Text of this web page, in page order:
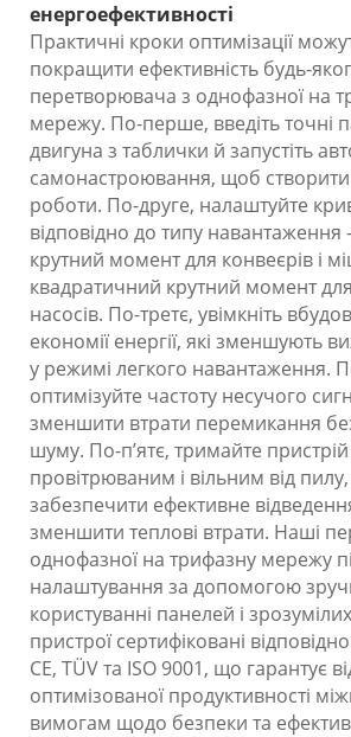
енергоефективності
Практичні кроки оптимізації
покращити ефективність будь-
перетворювача з однофазної на
мережу. По-перше, введіть точні
двигуна з таблички й запустіть
самонастроювання, щоб
роботи. По-друге, налаштуйте
відповідно до типу
крутний момент для конвеєрів і
квадратичний крутний момент для
насосів. По-третє, увімкніть
економії енергії, які зменшують
у режимі легкого навантаження.
оптимізуйте частоту несучого
зменшити втрати перемикання
шуму. По-п’ятє, тримайте
провітрюваним і вільним від
забезпечити ефективне
зменшити теплові втрати. Наші
однофазної на трифазну мережу
налаштування за допомогою
користуванні панелей і
пристрої сертифіковані
CE, TÜV та ISO 9001, що гарантує
оптимізованої продуктивності
вимогам щодо безпеки та